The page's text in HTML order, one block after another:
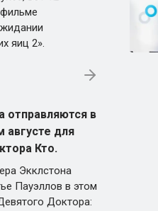
яиц 2».
отправляются в
августе для
Кто.
Экклстона
Пауэллов в этом
Доктора: